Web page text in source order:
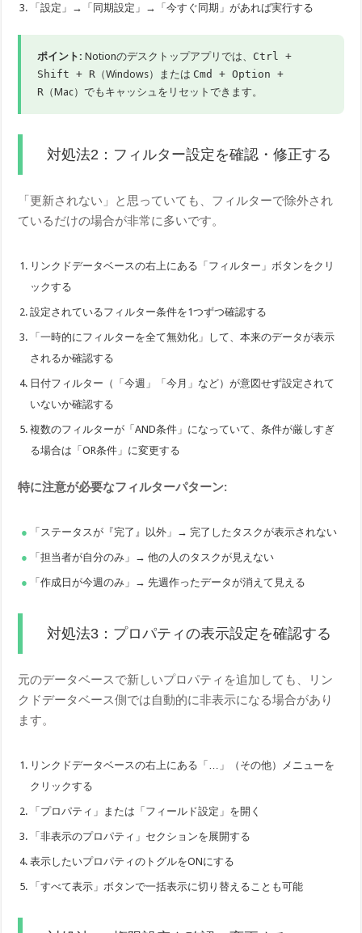
「設定」→「同期設定」→「今すぐ同期」があれば実行する
ポイント: Notionのデスクトップアプリでは、 Ctrl +
Shift + R （Windows）または Cmd + Option +
R （Mac）でもキャッシュをリセットできます。
対処法2：フィルター設定を確認・修正する
「更新されない」と思っていても、フィルターで除外され
ているだけの場合が非常に多いです。
リンクドデータベースの右上にある「フィルター」ボタンをクリ
ックする
設定されているフィルター条件を1つずつ確認する
「一時的にフィルターを全て無効化」して、本来のデータが表示
されるか確認する
日付フィルター（「今週」「今月」など）が意図せず設定されて
いないか確認する
複数のフィルターが「AND条件」になっていて、条件が厳しすぎ
る場合は「OR条件」に変更する
特に注意が必要なフィルターパターン:
「ステータスが『完了』以外」→ 完了したタスクが表示されない
「担当者が自分のみ」→ 他の人のタスクが見えない
「作成日が今週のみ」→ 先週作ったデータが消えて見える
対処法3：プロパティの表示設定を確認する
元のデータベースで新しいプロパティを追加しても、リン
クドデータベース側では自動的に非表示になる場合があり
ます。
リンクドデータベースの右上にある「…」（その他）メニューを
クリックする
「プロパティ」または「フィールド設定」を開く
「非表示のプロパティ」セクションを展開する
表示したいプロパティのトグルをONにする
「すべて表示」ボタンで一括表示に切り替えることも可能